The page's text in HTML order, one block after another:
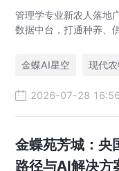
管理学专业新农人落地
数据中台，打通种养、
金蝶AI星空
现代
2026-07-28
金蝶苑芳城：央
路径与AI解决方